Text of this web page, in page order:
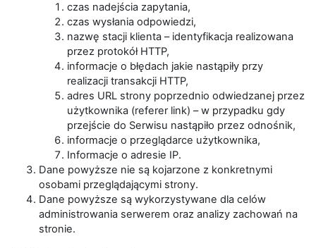
czas nadejścia zapytania,
czas wysłania odpowiedzi,
nazwę stacji klienta – identyfikacja realizowana
przez protokół HTTP,
informacje o błędach jakie nastąpiły przy
realizacji transakcji HTTP,
adres URL strony poprzednio odwiedzanej przez
użytkownika (referer link) – w przypadku gdy
przejście do Serwisu nastąpiło przez odnośnik,
informacje o przeglądarce użytkownika,
Informacje o adresie IP.
Dane powyższe nie są kojarzone z konkretnymi
osobami przeglądającymi strony.
Dane powyższe są wykorzystywane dla celów
administrowania serwerem oraz analizy zachowań na
stronie.